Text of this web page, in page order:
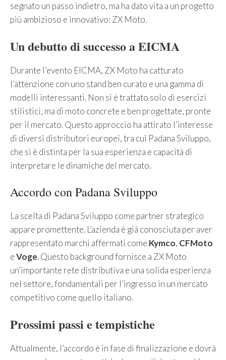
segnato un passo indietro, ma ha dato vita a un progetto
più ambizioso e innovativo: ZX Moto.
Un debutto di successo a EICMA
Durante l’evento EICMA, ZX Moto ha catturato
l’attenzione con uno stand ben curato e una gamma di
modelli interessanti. Non si è trattato solo di esercizi
stilistici, ma di moto concrete e ben progettate, pronte
per il mercato. Questo approccio ha attirato l’interesse
di diversi distributori europei, tra cui Padana Sviluppo,
che si è distinta per la sua esperienza e capacità di
interpretare le dinamiche del mercato.
Accordo con Padana Sviluppo
La scelta di Padana Sviluppo come partner strategico
appare promettente. L’azienda è già conosciuta per aver
rappresentato marchi affermati come Kymco, CFMoto
eVoge. Questo background fornisce a ZX Moto
un’importante rete distributiva e una solida esperienza
nel settore, fondamentali per l’ingresso in un mercato
competitivo come quello italiano.
Prossimi passi e tempistiche
Attualmente, l’accordo è in fase di finalizzazione e dovrà